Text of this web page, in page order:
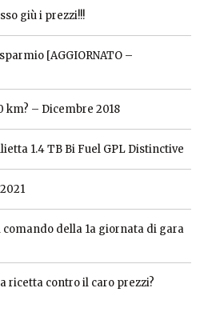
giù i prezzi!!!
[AGGIORNATO –
km? – Dicembre 2018
1.4 TB Bi Fuel GPL Distinctive
della 1a giornata di gara
ricetta contro il caro prezzi?